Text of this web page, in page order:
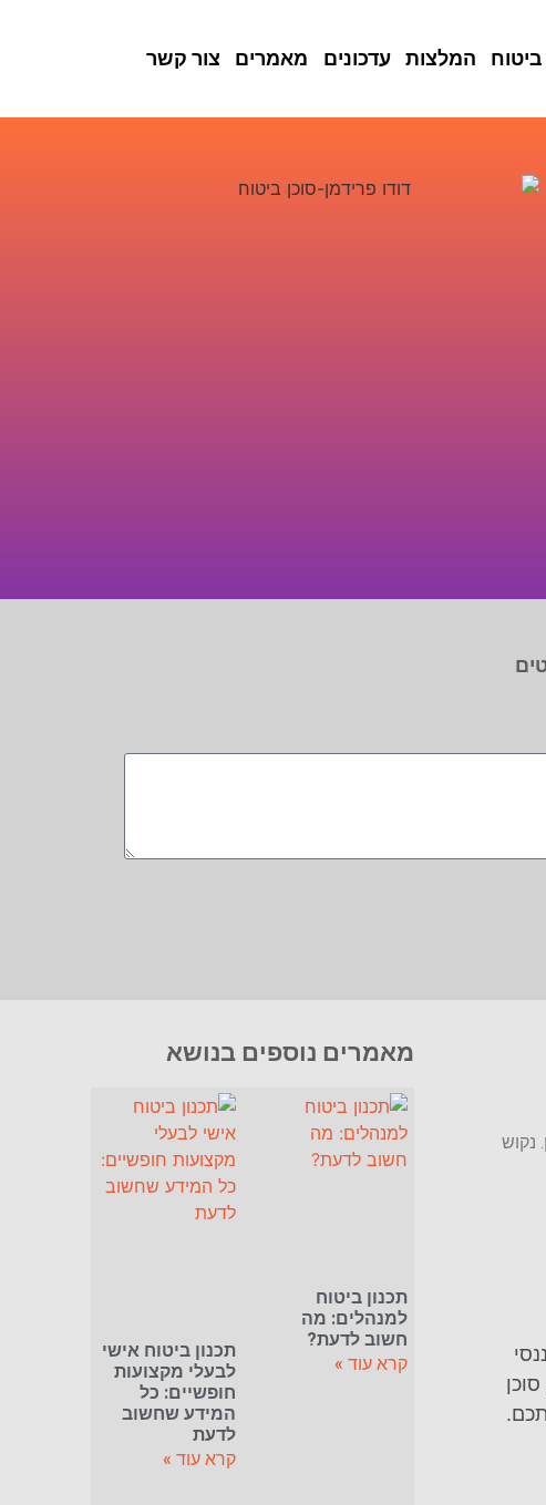
המלצות עדכונים מאמרים צור קשר
נקוש
מאמרים נוספים בנושא
תכנון ביטוח
למנהלים: מה
חשוב לדעת?
קרא עוד »
תכנון ביטוח אישי
לבעלי מקצועות
חופשיים: כל
המידע שחשוב
לדעת
קרא עוד »